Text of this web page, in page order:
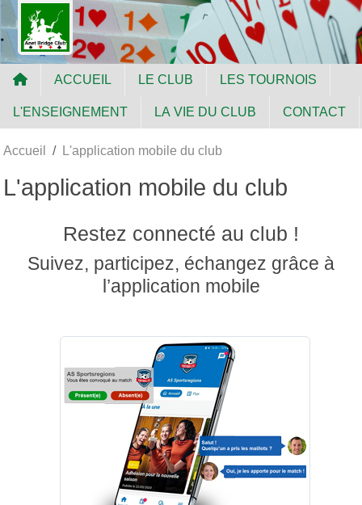
ACCUEIL LE CLUB LES TOURNOIS
L'ENSEIGNEMENT LA VIE DU CLUB CONTACT
Accueil L'application mobile du club
L'application mobile du club
Restez connecté au club !
Suivez, participez, échangez grâce à
l’application mobile
Panneau de gestion des cookies